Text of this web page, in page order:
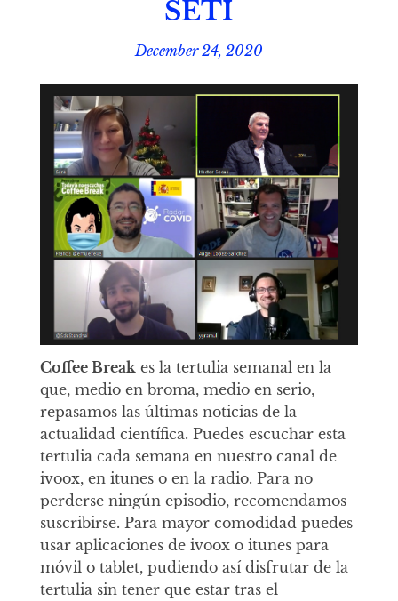
SETI
December 24, 2020
Coffee Break es la tertulia semanal en la
que, medio en broma, medio en serio,
repasamos las últimas noticias de la
actualidad científica. Puedes escuchar esta
tertulia cada semana en nuestro canal de
ivoox, en itunes o en la radio. Para no
perderse ningún episodio, recomendamos
suscribirse. Para mayor comodidad puedes
usar aplicaciones de ivoox o itunes para
móvil o tablet, pudiendo así disfrutar de la
tertulia sin tener que estar tras el